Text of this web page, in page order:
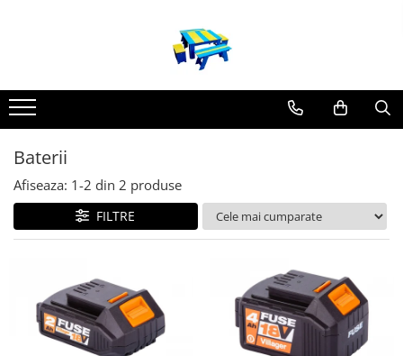
Mobilier Exterior
Articole pentru gradina
Atomizoare
Plase gard
Plasa sarma galvanizata zincata
Plasa sarma rabitz
Plase polietilena
Plase umbrire
Plase anti insecte
Plase anti pasari
Baterii
Afiseaza: 1-2 din 2 produse
FILTRE